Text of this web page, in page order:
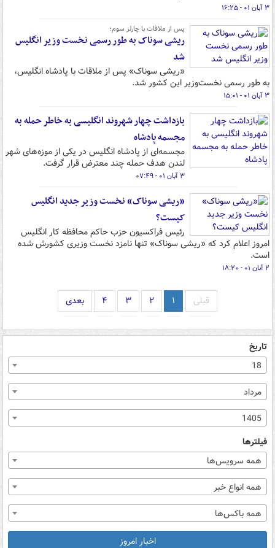
۳ آبان ۰۱ - ۱۶:۲۵
پس از ملاقات با چارلز سوم؛
ریشی سوناک به طور رسمی نخست وزیر انگلیس
شد
«ریشی سوناک» پس از ملاقات با پادشاه انگلیس،
به طور رسمی نخست‌وزیر این کشور شد.
۳ آبان ۰۱ - ۱۵:۰۱
بازداشت چهار شهروند انگلیسی به خاطر حمله به
مجسمه پادشاه
مجسمه‌ای از پادشاه انگلیس در یکی از موزه‌های شهر
لندن هدف حمله چند معترض قرار گرفت.
۳ آبان ۰۱ - ۰۷:۴۹
«ریشی سوناک» نخست وزیر جدید انگلیس
کیست؟
رئیس فراکسیون حزب حاکم محافظه‌ کار انگلیس
امروز اعلام کرد که «ریشی سوناک» تنها نامزد نخست وزیری کشورش شده
است.
۲ آبان ۰۱ - ۱۸:۲۰
قبلی ۱ ۲ ۳ ۴ بعدی
تاریخ
18
مرداد
1405
فیلترها
همه سرویس‌ها
همه انواع خبر
همه باکس‌ها
اخبار امروز